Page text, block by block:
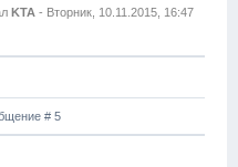
KTA - Вторник, 10.11.2015, 16:47
# 5